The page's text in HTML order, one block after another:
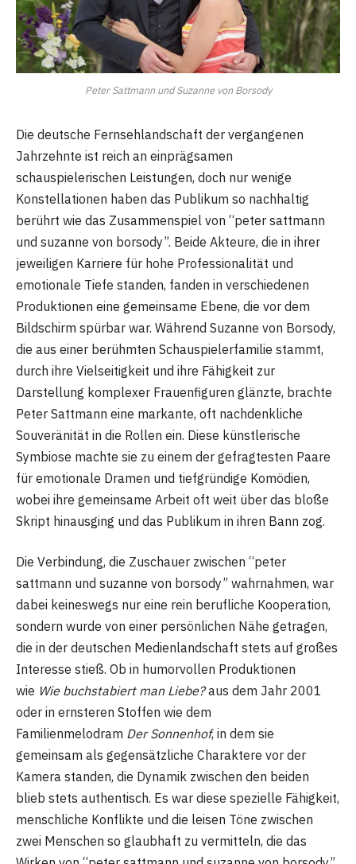
Peter Sattmann und Suzanne von Borsody
Die deutsche Fernsehlandschaft der vergangenen
Jahrzehnte ist reich an einprägsamen
schauspielerischen Leistungen, doch nur wenige
Konstellationen haben das Publikum so nachhaltig
berührt wie das Zusammenspiel von “peter sattmann
und suzanne von borsody”. Beide Akteure, die in ihrer
jeweiligen Karriere für hohe Professionalität und
emotionale Tiefe standen, fanden in verschiedenen
Produktionen eine gemeinsame Ebene, die vor dem
Bildschirm spürbar war. Während Suzanne von Borsody,
die aus einer berühmten Schauspielerfamilie stammt,
durch ihre Vielseitigkeit und ihre Fähigkeit zur
Darstellung komplexer Frauenfiguren glänzte, brachte
Peter Sattmann eine markante, oft nachdenkliche
Souveränität in die Rollen ein. Diese künstlerische
Symbiose machte sie zu einem der gefragtesten Paare
für emotionale Dramen und tiefgründige Komödien,
wobei ihre gemeinsame Arbeit oft weit über das bloße
Skript hinausging und das Publikum in ihren Bann zog.
Die Verbindung, die Zuschauer zwischen “peter
sattmann und suzanne von borsody” wahrnahmen, war
dabei keineswegs nur eine rein berufliche Kooperation,
sondern wurde von einer persönlichen Nähe getragen,
die in der deutschen Medienlandschaft stets auf großes
Interesse stieß. Ob in humorvollen Produktionen
wie Wie buchstabiert man Liebe?aus dem Jahr 2001
oder in ernsteren Stoffen wie dem
Familienmelodram Der Sonnenhof, in dem sie
gemeinsam als gegensätzliche Charaktere vor der
Kamera standen, die Dynamik zwischen den beiden
blieb stets authentisch. Es war diese spezielle Fähigkeit,
menschliche Konflikte und die leisen Töne zwischen
zwei Menschen so glaubhaft zu vermitteln, die das